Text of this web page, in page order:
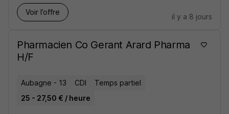
Voir l’offre
il y a 8 jours
Pharmacien Co Gerant Arard Pharma
H/F
Aubagne - 13 CDI
Temps partiel
25 - 27,50 € / heure